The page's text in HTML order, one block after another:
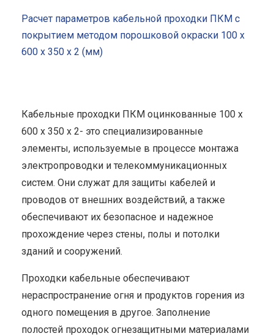
Расчет параметров кабельной проходки ПКМ с
покрытием методом порошковой окраски 100 x
600 x 350 x 2 (мм)
Кабельные проходки ПКМ оцинкованные 100 x
600 x 350 x 2- это специализированные
элементы, используемые в процессе монтажа
электропроводки и телекоммуникационных
систем. Они служат для защиты кабелей и
проводов от внешних воздействий, а также
обеспечивают их безопасное и надежное
прохождение через стены, полы и потолки
зданий и сооружений.
Проходки кабельные обеспечивают
нераспространение огня и продуктов горения из
одного помещения в другое. Заполнение
полостей проходок огнезащитными материалами